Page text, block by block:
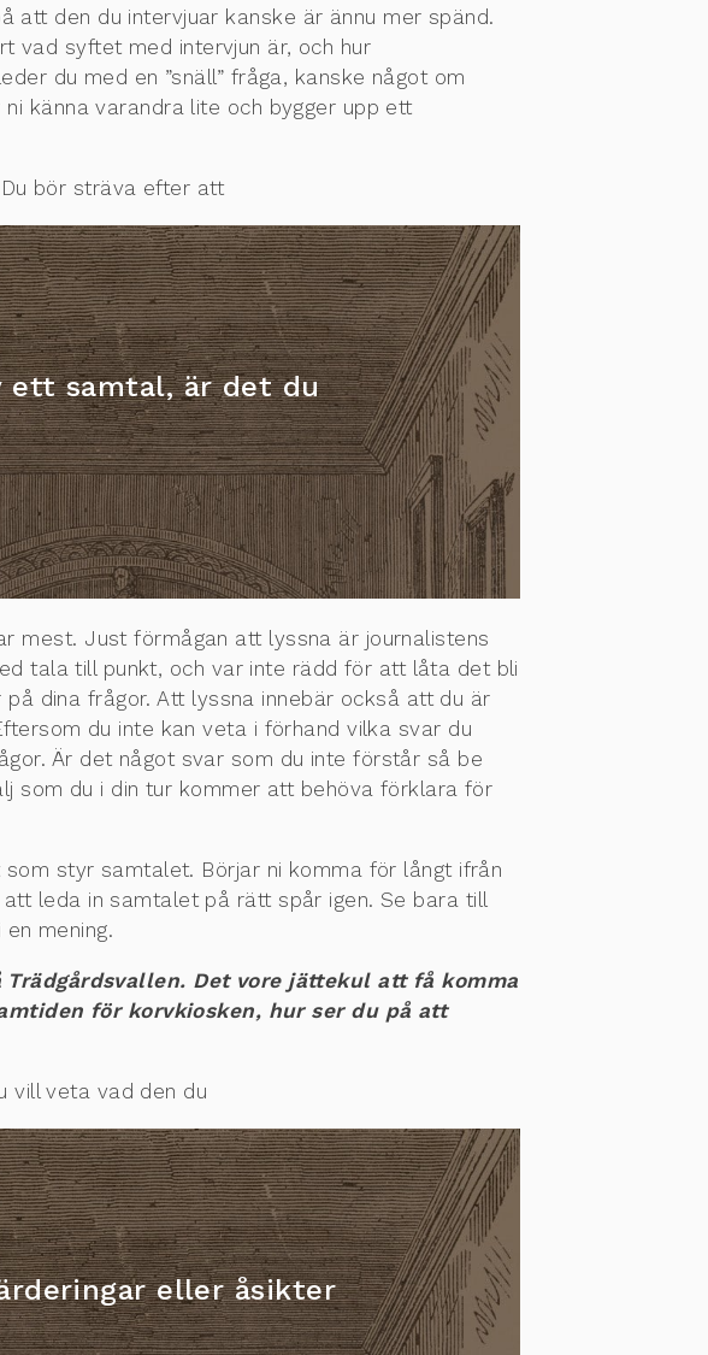
att den du intervjuar kanske är ännu mer spänd.
vad syftet med intervjun är, och hur
du med en ”snäll” fråga, kanske något om
känna varandra lite och bygger upp ett
bör sträva efter att
ett samtal, är det du
mest. Just förmågan att lyssna är journalistens
tala till punkt, och var inte rädd för att låta det bli
dina frågor. Att lyssna innebär också att du är
du inte kan veta i förhand vilka svar du
Är det något svar som du inte förstår så be
som du i din tur kommer att behöva förklara för
styr samtalet. Börjar ni komma för långt ifrån
leda in samtalet på rätt spår igen. Se bara till
mening.
Det vore jättekul att få komma
för korvkiosken, hur ser du på att
vill veta vad den du
eller åsikter